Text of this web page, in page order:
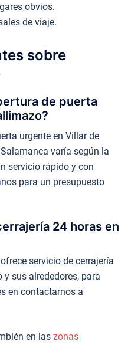
obvios.
de viaje.
sobre
de puerta
urgente en Villar de
varía según la
servicio rápido y con
para un presupuesto
24 horas en
servicio de cerrajería
sus alrededores, para
en contactarnos a
en las zonas